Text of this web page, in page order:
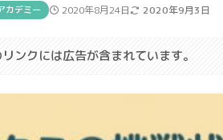
カデミー 2020年8月24日 2020年9月3日
ンクには広告が含まれています。